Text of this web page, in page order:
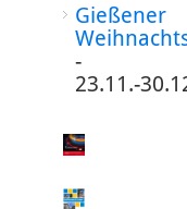
Gießener
-
23.11.-